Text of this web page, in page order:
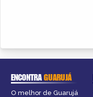
ENCONTRAGUARUJÁ
O melhor de Guarujá